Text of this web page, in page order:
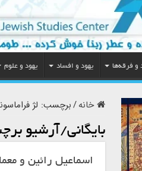
و فرقه‌ها یهود و افساد یهود و علوم
خانه/برچسب: لژ
بایگانی/آرشیو
اسماعیل رائین و